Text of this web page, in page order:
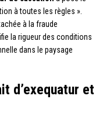
à toutes les règles ».
à la fraude
la rigueur des conditions
dans le paysage
d’exequatur et